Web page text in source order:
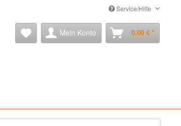
Service/Hilfe
Mein Konto 0,00 € *